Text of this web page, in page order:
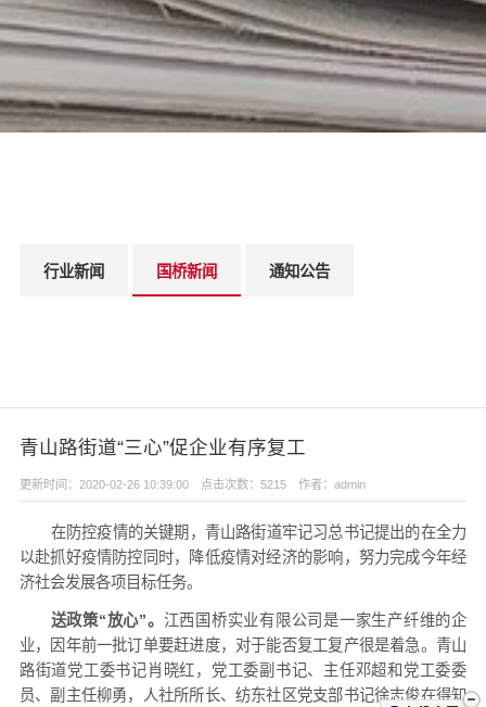
行业新闻 国桥新闻 通知公告
青山路街道“三心”促企业有序复工
更新时间：2020-02-26 10:39:00 点击次数：5215 作者：admin
在防控疫情的关键期，青山路街道牢记习总书记提出的在全力
以赴抓好疫情防控同时，降低疫情对经济的影响，努力完成今年经
济社会发展各项目标任务。
送政策“放心”。 江西国桥实业有限公司是一家生产纤维的企
业，因年前一批订单要赶进度，对于能否复工复产很是着急。青山
路街道党工委书记肖晓红，党工委副书记、主任邓超和党工委委
员、副主任柳勇，人社所所长、纺东社区党支部书记徐志俊在得知